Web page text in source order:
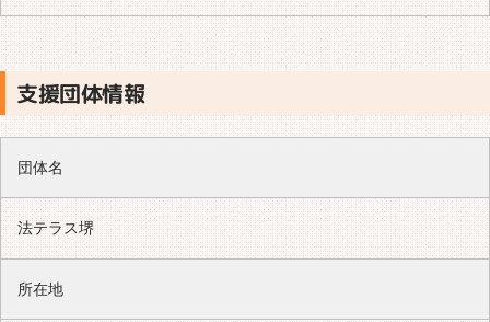
支援団体情報
団体名
法テラス堺
所在地